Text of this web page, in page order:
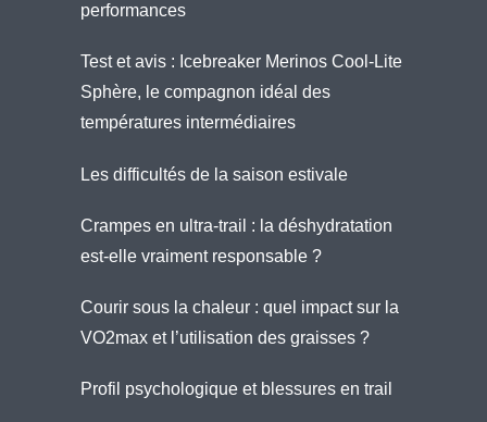
performances
Test et avis : Icebreaker Merinos Cool-Lite
Sphère, le compagnon idéal des
températures intermédiaires
Les difficultés de la saison estivale
Crampes en ultra-trail : la déshydratation
est-elle vraiment responsable ?
Courir sous la chaleur : quel impact sur la
VO2max et l’utilisation des graisses ?
Profil psychologique et blessures en trail